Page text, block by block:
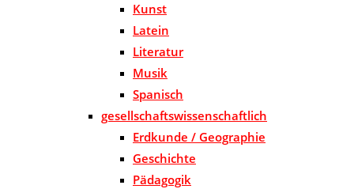
Kunst
Latein
Literatur
Musik
Spanisch
gesellschaftswissenschaftlich
Erdkunde / Geographie
Geschichte
Pädagogik